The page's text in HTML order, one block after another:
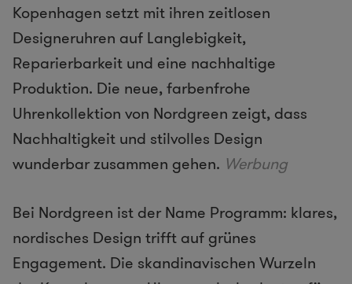
Kopenhagen setzt mit ihren zeitlosen
Designeruhren auf Langlebigkeit,
Reparierbarkeit und eine nachhaltige
Produktion. Die neue, farbenfrohe
Uhrenkollektion von Nordgreen zeigt, dass
Nachhaltigkeit und stilvolles Design
wunderbar zusammen gehen. Werbung
Bei Nordgreen ist der Name Programm: klares,
nordisches Design trifft auf grünes
Engagement. Die skandinavischen Wurzeln